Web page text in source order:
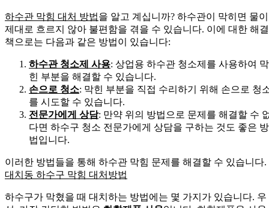
하수관 막힘 대처 방법을 알고 계십니까? 하수관이 막히면 물이
제대로 흐르지 않아 불편함을 겪을 수 있습니다. 이에 대한 해결
책으로는 다음과 같은 방법이 있습니다:
하수관 청소제 사용: 상업용 하수관 청소제를 사용하여 막
힌 부분을 해결할 수 있습니다.
손으로 청소: 막힌 부분을 직접 수리하기 위해 손으로 청
를 시도할 수 있습니다.
전문가에게 상담: 만약 위의 방법으로 문제를 해결할 수
다면 하수구 청소 전문가에게 상담을 구하는 것도 좋은 방
법입니다.
이러한 방법들을 통해 하수관 막힘 문제를 해결할 수 있습니다.
대치동 하수구 막힘 대처방법
하수구가 막혔을 때 대치하는 방법에는 몇 가지가 있습니다. 우